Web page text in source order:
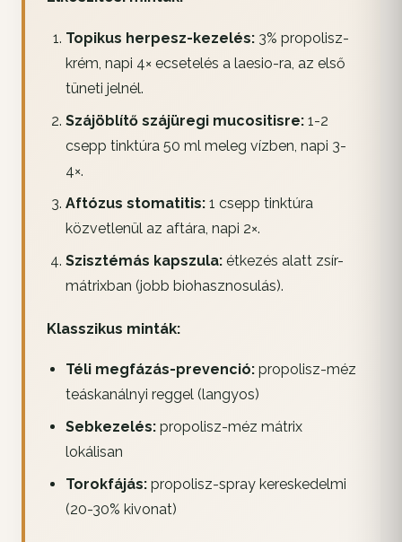
Topikus herpesz-kezelés:3% propolisz-
krém, napi 4× ecsetelés a laesio-ra, az első
tüneti jelnél.
Szájöblítő szájüregi mucositisre:1-2
csepp tinktúra 50 ml meleg vízben, napi 3-
4×.
Aftózus stomatitis:1 csepp tinktúra
közvetlenül az aftára, napi 2×.
Szisztémás kapszula:étkezés alatt zsír-
mátrixban (jobb biohasznosulás).
Klasszikus minták:
Téli megfázás-prevenció:propolisz-méz
teáskanálnyi reggel (langyos)
Sebkezelés:propolisz-méz mátrix
lokálisan
Torokfájás:propolisz-spray kereskedelmi
(20-30% kivonat)